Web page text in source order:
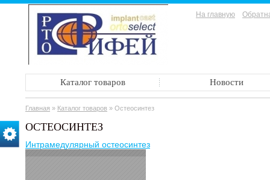
На главную
Каталог товаров Новости
Главная » Каталог товаров » Остеосинтез
ОСТЕОСИНТЕЗ
Интрамедулярный остеосинтез